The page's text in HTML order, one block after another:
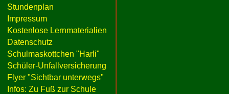
Stundenplan
Impressum
Kostenlose Lernmaterialien
Datenschutz
Schulmaskottchen "Harli"
Schüler-Unfallversicherung
Flyer "Sichtbar unterwegs"
Infos: Zu Fuß zur Schule